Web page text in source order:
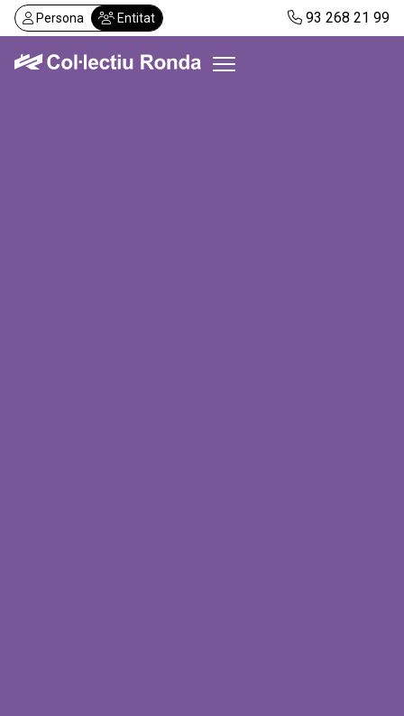
Vés
al
contingut
Persona Entitat 93 268 21 99